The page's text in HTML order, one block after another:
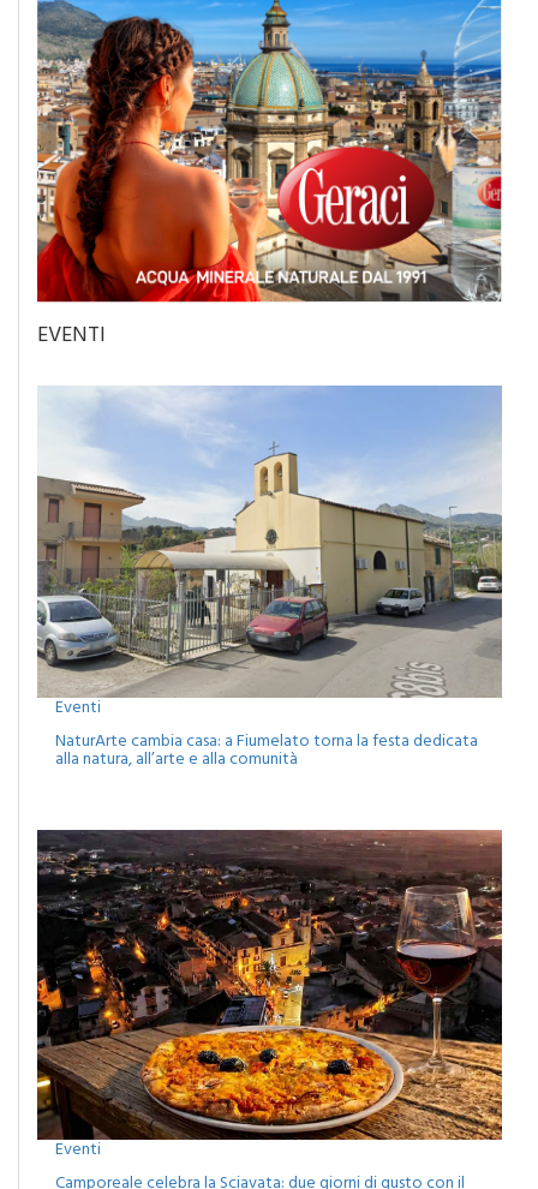
EVENTI
Eventi
NaturArte cambia casa: a Fiumelato torna la festa dedicata
alla natura, all’arte e alla comunità
Eventi
Camporeale celebra la Sciavata: due giorni di gusto con il
concerto dei Ricchi e Poveri